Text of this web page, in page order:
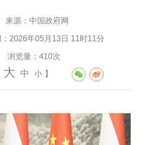
来源： 中国政府网
2026年05月13日 11时11分
浏览量： 410次
大 中 小 】